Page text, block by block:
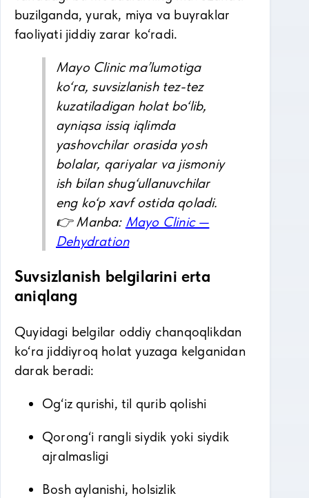
buzilganda, yurak, miya va buyraklar
faoliyati jiddiy zarar ko‘radi.
Mayo Clinic ma’lumotiga
ko‘ra, suvsizlanish tez-tez
kuzatiladigan holat bo‘lib,
ayniqsa issiq iqlimda
yashovchilar orasida yosh
bolalar, qariyalar va jismoniy
ish bilan shug‘ullanuvchilar
eng ko‘p xavf ostida qoladi.
👉 Manba: Mayo Clinic —
Dehydration
Suvsizlanish belgilarini erta
aniqlang
Quyidagi belgilar oddiy chanqoqlikdan
ko‘ra jiddiyroq holat yuzaga kelganidan
darak beradi:
Og‘iz qurishi, til qurib qolishi
Qorong‘i rangli siydik yoki siydik
ajralmasligi
Bosh aylanishi, holsizlik